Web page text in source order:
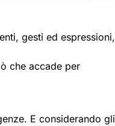
gesti ed espressioni,
che accade per
E considerando gli